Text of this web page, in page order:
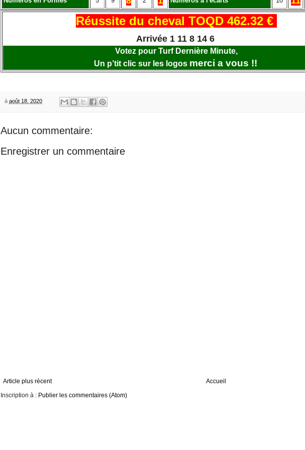
Réussite du cheval TOQD 462.32 €
Arrivée 1 11 8 14 6
Votez pour Turf Dernière Minute,
Un p’tit clic sur les logos merci a vous !!
à août 18, 2020
Aucun commentaire:
Enregistrer un commentaire
Article plus récent
Accueil
Inscription à : Publier les commentaires (Atom)